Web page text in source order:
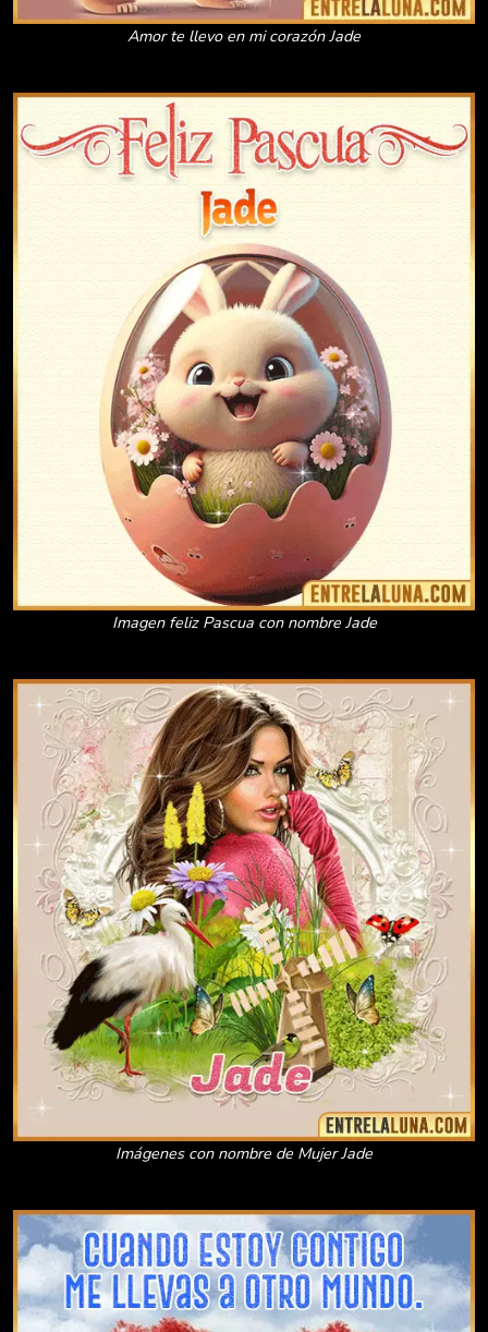
Amor te llevo en mi corazón Jade
Imagen feliz Pascua con nombre Jade
Imágenes con nombre de Mujer Jade